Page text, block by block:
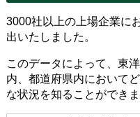
3000社以上の上場企業に
出いたしました。
このデータによって、東
内、都道府県内において
な状況を知ることができま